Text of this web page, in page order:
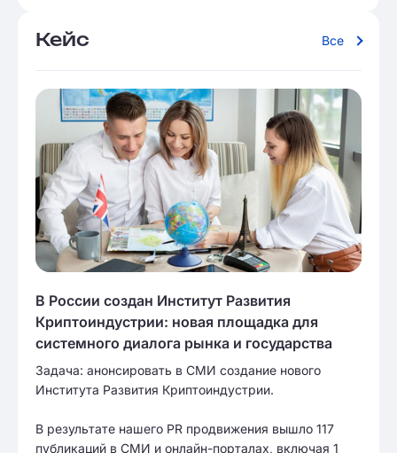
Кейс Все
В России создан Институт Развития
Криптоиндустрии: новая площадка для
системного диалога рынка и государства
Задача: анонсировать в СМИ создание нового
Института Развития Криптоиндустрии.
В результате нашего PR продвижения вышло 117
публикаций в СМИ и онлайн-порталах, включая 1